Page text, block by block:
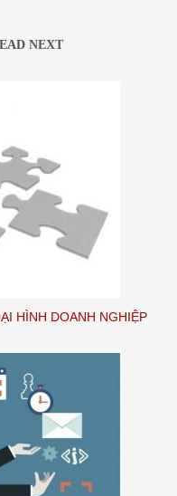
NEXT
HÌNH DOANH NGHIỆP